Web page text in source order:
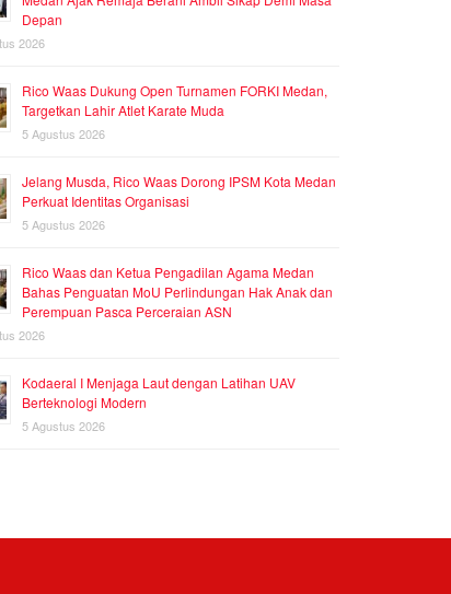
Depan
2026
Rico Waas Dukung Open Turnamen FORKI Medan,
Targetkan Lahir Atlet Karate Muda
5 Agustus 2026
Jelang Musda, Rico Waas Dorong IPSM Kota Medan
Perkuat Identitas Organisasi
5 Agustus 2026
Rico Waas dan Ketua Pengadilan Agama Medan
Bahas Penguatan MoU Perlindungan Hak Anak dan
Perempuan Pasca Perceraian ASN
2026
Kodaeral I Menjaga Laut dengan Latihan UAV
Berteknologi Modern
5 Agustus 2026